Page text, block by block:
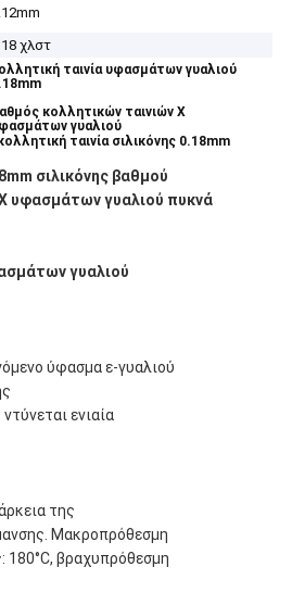
χλστ
ταινία υφασμάτων γυαλιού
κολλητικών ταινιών Χ
γυαλιού
ταινία σιλικόνης 0.18mm
σιλικόνης βαθμού
υφασμάτων γυαλιού πυκνά
γυαλιού
ύφασμα ε-γυαλιού
ενιαία
της
Μακροπρόθεσμη
180°C, βραχυπρόθεσμη